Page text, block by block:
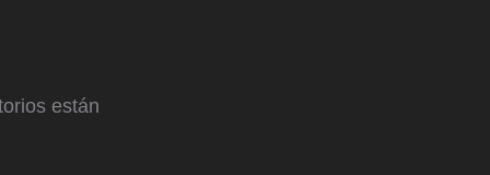
están